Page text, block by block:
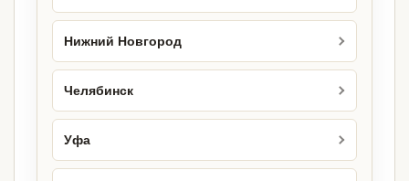
Нижний Новгород
Челябинск
Уфа